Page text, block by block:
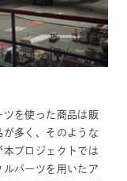
を使った商品は販
多く、そのような
プロジェクトでは
パーツを用いたア